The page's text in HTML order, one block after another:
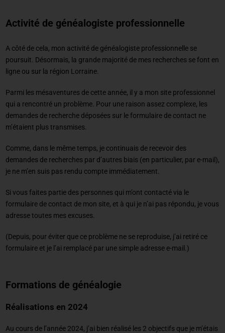
Activité de généalogiste professionnelle
A côté de cela, mon activité de généalogiste professionnelle se
poursuit. Désormais, la grande majorité de mes recherches se font en
ligne ou sur la région Lorraine.
Parmi les mésaventures de cette année, il y a mon site professionnel
qui a rencontré un problème. Pour une raison assez complexe, les
demandes de recherche déposées sur le formulaire de contact ne
m’étaient plus transmises.
Comme, dans le même temps, je continuais de recevoir des
demandes de recherches par d’autres biais (en particulier, par e-mail),
je ne m’en suis pas rendu compte immédiatement.
Si vous faites partie des personnes qui m’ont contacté via le
formulaire de contact de mon site, et à qui je n’ai pas répondu, je vous
adresse toutes mes excuses.
(Depuis, pour éviter que ce problème ne se reproduise, j’ai retiré ce
formulaire et je l’ai remplacé par une simple adresse e-mail.)
Formations de généalogie
Réalisations en 2024
Au cours de l’année 2024, j’ai bien réalisé les 2 objectifs que je m’étais